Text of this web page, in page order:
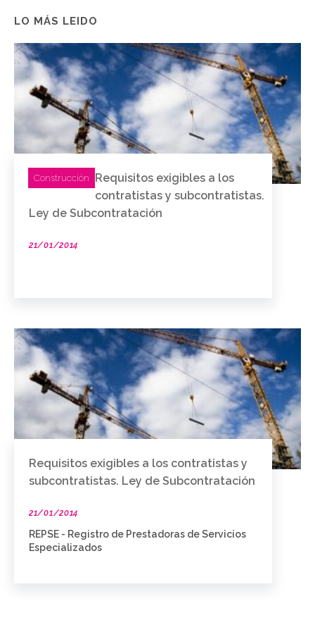
LO MÁS LEIDO
Construcción
Requisitos exigibles a los
contratistas y subcontratistas.
Ley de Subcontratación
21/01/2014
Requisitos exigibles a los contratistas y
subcontratistas. Ley de Subcontratación
21/01/2014
REPSE - Registro de Prestadoras de Servicios
Especializados